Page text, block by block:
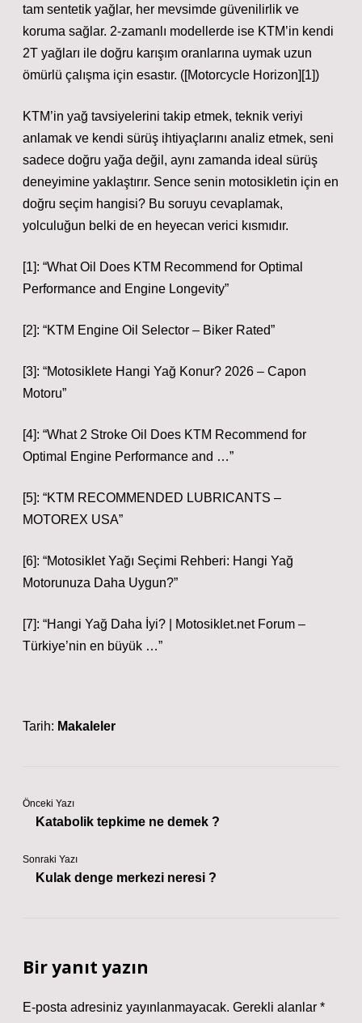
tam sentetik yağlar, her mevsimde güvenilirlik ve
koruma sağlar. 2‑zamanlı modellerde ise KTM’in kendi
2T yağları ile doğru karışım oranlarına uymak uzun
ömürlü çalışma için esastır. ([Motorcycle Horizon][1])
KTM’in yağ tavsiyelerini takip etmek, teknik veriyi
anlamak ve kendi sürüş ihtiyaçlarını analiz etmek, seni
sadece doğru yağa değil, aynı zamanda ideal sürüş
deneyimine yaklaştırır. Sence senin motosikletin için en
doğru seçim hangisi? Bu soruyu cevaplamak,
yolculuğun belki de en heyecan verici kısmıdır.
[1]: “What Oil Does KTM Recommend for Optimal
Performance and Engine Longevity”
[2]: “KTM Engine Oil Selector – Biker Rated”
[3]: “Motosiklete Hangi Yağ Konur? 2026 – Capon
Motoru”
[4]: “What 2 Stroke Oil Does KTM Recommend for
Optimal Engine Performance and …”
[5]: “KTM RECOMMENDED LUBRICANTS –
MOTOREX USA”
[6]: “Motosiklet Yağı Seçimi Rehberi: Hangi Yağ
Motorunuza Daha Uygun?”
[7]: “Hangi Yağ Daha İyi? | Motosiklet.net Forum –
Türkiye’nin en büyük …”
Tarih: Makaleler
Önceki Yazı
Katabolik tepkime ne demek ?
Sonraki Yazı
Kulak denge merkezi neresi ?
Bir yanıt yazın
E-posta adresiniz yayınlanmayacak. Gerekli alanlar *